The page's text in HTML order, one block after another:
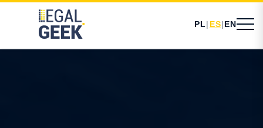
PL | ES| EN